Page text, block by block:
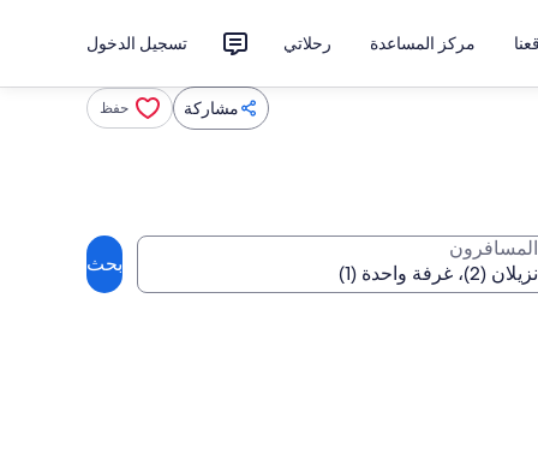
مركز المساعدة رحلاتي تسجيل الدخول
مشاركة حفظ
المسافرون
بحث